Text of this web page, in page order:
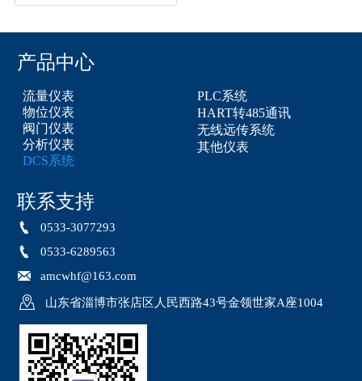
产品中心
流量仪表
物位仪表
阀门仪表
分析仪表
DCS系统
PLC系统
HART转485通讯
无线远传系统
其他仪表
联系支持
 0533-3077293
 0533-6289563
 amcwhf@163.com
 山东省淄博市张店区人民西路43号金领世家A座1004